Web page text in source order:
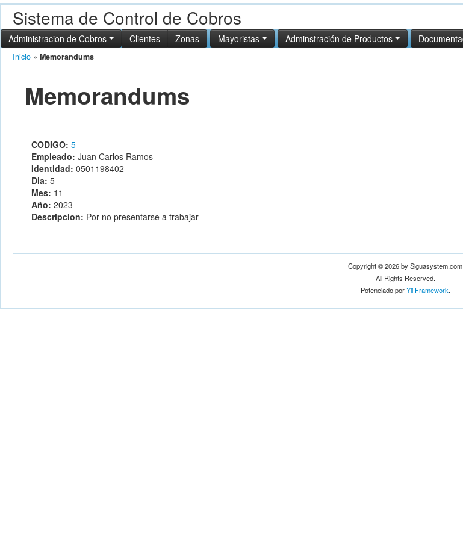
Sistema de Control de Cobros
Administracion de Cobros Clientes Zonas Mayoristas Adminstración de Productos
Inicio » Memorandums
Memorandums
CODIGO: 5
Empleado: Juan Carlos Ramos
Identidad: 0501198402
Dia: 5
Mes: 11
Año: 2023
Descripcion: Por no presentarse a trabajar
Copyright © 2026 by Siguasystem.com
All Rights Reserved.
Potenciado porYii Framework.